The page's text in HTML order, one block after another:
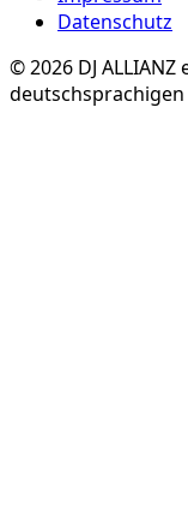
Datenschutz
©2026 DJ
deutschsprachigen